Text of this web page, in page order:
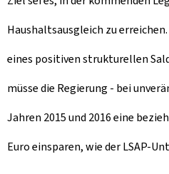
Haushaltsausgleich zu
eines positiven strukturellen
müsse die Regierung - bei
Jahren 2015 und 2016 eine
Euro einsparen, wie der LSAP-